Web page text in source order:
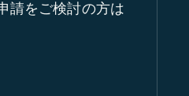
請をご検討の方は